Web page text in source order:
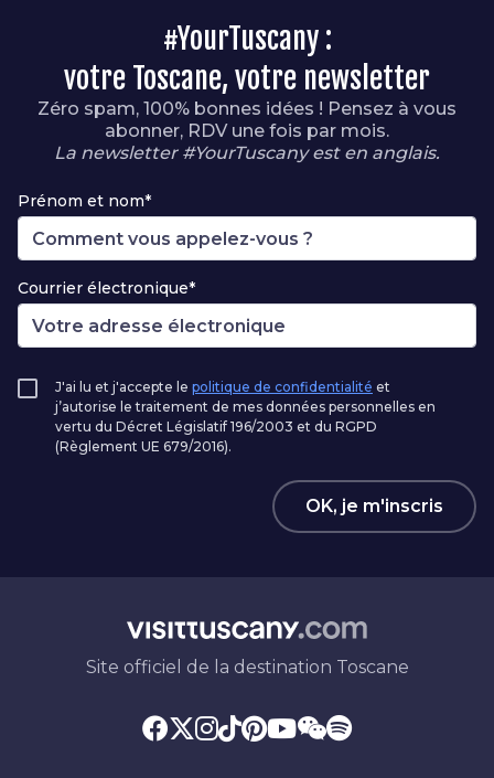
#YourTuscany :
votre Toscane, votre newsletter
Zéro spam, 100% bonnes idées ! Pensez à vous
abonner, RDV une fois par mois.
La newsletter #YourTuscany est en anglais.
Prénom et nom*
Courrier électronique*
J'ai lu et j'accepte le politique de confidentialité et
j’autorise le traitement de mes données personnelles en
vertu du Décret Législatif 196/2003 et du RGPD
(Règlement UE 679/2016).
OK, je m'inscris
Site officiel de la destination Toscane